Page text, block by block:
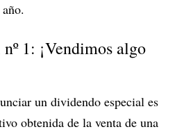
1: ¡Vendimos algo
un dividendo especial es
obtenida de la venta de una